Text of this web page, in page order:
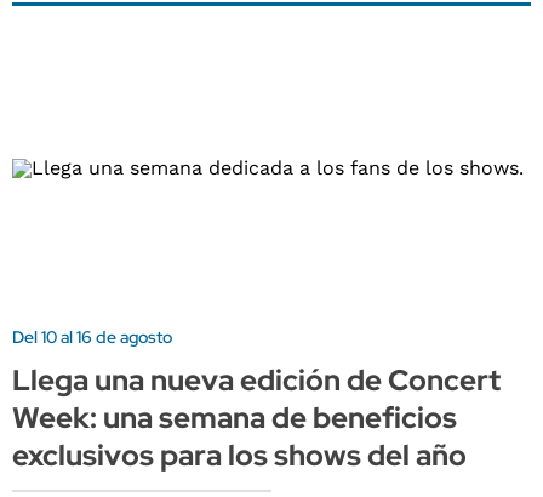
Del 10 al 16 de agosto
Llega una nueva edición de Concert
Week: una semana de beneficios
exclusivos para los shows del año